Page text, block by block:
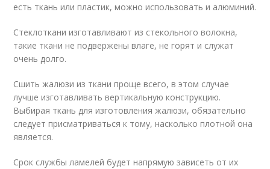
есть ткань или пластик, можно использовать и алюминий.
Стеклоткани изготавливают из стекольного волокна,
такие ткани не подвержены влаге, не горят и служат
очень долго.
Сшить жалюзи из ткани проще всего, в этом случае
лучше изготавливать вертикальную конструкцию.
Выбирая ткань для изготовления жалюзи, обязательно
следует присматриваться к тому, насколько плотной она
является.
Срок службы ламелей будет напрямую зависеть от их